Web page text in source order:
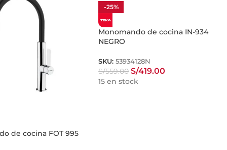
de cocina FOT 995
-25%
Monomando de cocina IN-934
NEGRO
SKU:53934128N
S/559.00 S/419.00
15 en stock